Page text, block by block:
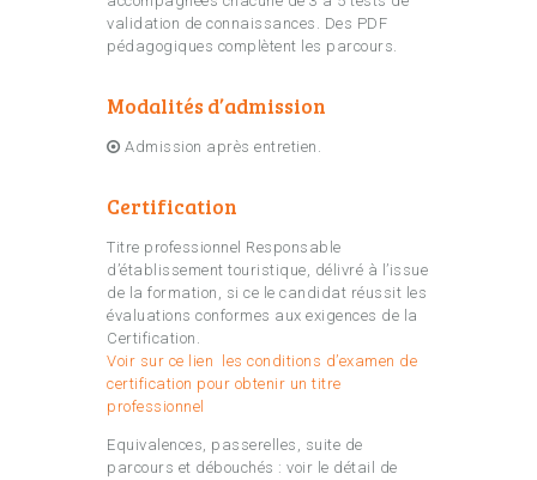
validation de connaissances. Des PDF
pédagogiques complètent les parcours.
Modalités d’admission
Admission après entretien.
Certification
Titre professionnel Responsable
d’établissement touristique, délivré à l’issue
de la formation, si ce le candidat réussit les
évaluations conformes aux exigences de la
Certification.
Voir sur ce lien les conditions d’examen de
certification pour obtenir un titre
professionnel
Equivalences, passerelles, suite de
parcours et débouchés : voir le détail de